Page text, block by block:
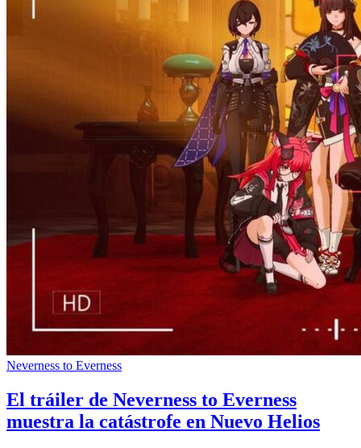
Neverness to Everness
El tráiler de Neverness to Everness
muestra la catástrofe en Nuevo Helios